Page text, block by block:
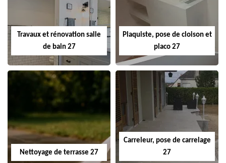
Travaux et rénovation salle
de bain 27
Plaquiste, pose de cloison et
placo 27
Nettoyage de terrasse 27
Carreleur, pose de carrelage
27